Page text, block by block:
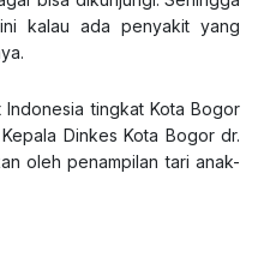
kalau ada penyakit yang
Indonesia tingkat Kota Bogor
Dinkes Kota Bogor dr.
oleh penampilan tari anak-